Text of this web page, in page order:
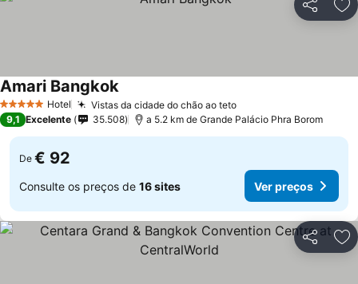
Partilhar
5 Estrelas Hotel Vistas da cidade do chão ao teto
Amari Bangkok
9,1 Excelente 35.508 a 5.2 km de Grande Palácio Phra Borom
De € 92
Consulte os preços de 16 sites Ver preços
Partilhar